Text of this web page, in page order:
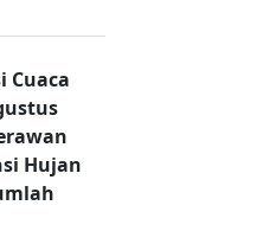
Cuaca
Hujan